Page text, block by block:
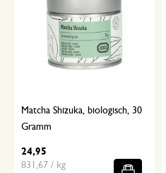
Matcha Shizuka, biologisch, 30
Gramm
24,95
831,67 / kg